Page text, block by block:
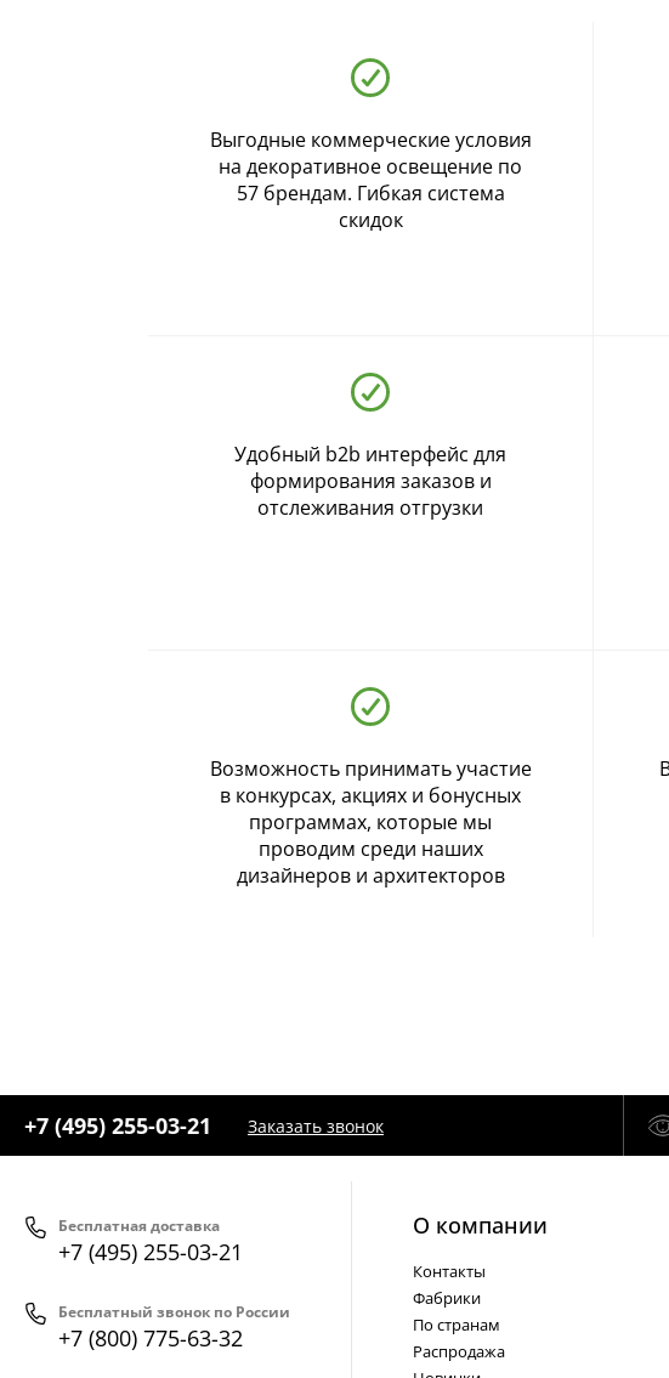
- бесплатно по России
- бесплатная доставка
Выгодные коммерческие условия
на декоративное освещение по
57 брендам. Гибкая система
скидок
Удобный b2b интерфейс для
формирования заказов и
отслеживания отгрузки
Возможность принимать участие
в конкурсах, акциях и бонусных
программах, которые мы
проводим среди наших
дизайнеров и архитекторов
+7 (495) 255-03-21 Заказать звонок
Бесплатная доставка
+7 (495) 255-03-21
Бесплатный звонок по России
+7 (800) 775-63-32
О компании
Контакты
Фабрики
По странам
Распродажа